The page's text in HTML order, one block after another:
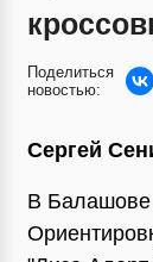
Поделиться
новостью:
Сергей
В Балашове